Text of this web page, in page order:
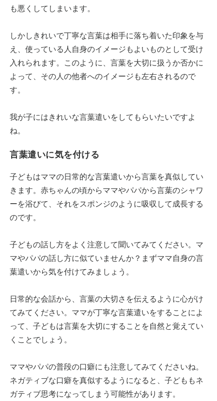
も悪くしてしまいます。
しかしきれいで丁寧な言葉は相手に落ち着いた印象を与
え、使っている人自身のイメージもよいものとして受け
入れられます。このように、言葉を大切に扱うか否かに
よって、その人の他者へのイメージも左右されるので
す。
我が子にはきれいな言葉遣いをしてもらいたいですよ
ね。
言葉遣いに気を付ける
子どもはママの日常的な言葉遣いから言葉を真似してい
きます。赤ちゃんの頃からママやパパから言葉のシャワ
ーを浴びて、それをスポンジのように吸収して成長する
のです。
子どもの話し方をよく注意して聞いてみてください。マ
マやパパの話し方に似ていませんか？まずママ自身の言
葉遣いから気を付けてみましょう。
日常的な会話から、言葉の大切さを伝えるように心がけ
てみてください。ママが丁寧な言葉遣いをすることによ
って、子どもは言葉を大切にすることを自然と覚えてい
くことでしょう。
ママやパパの普段の口癖にも注意してみてくださいね。
ネガティブな口癖を真似するようになると、子どももネ
ガティブ思考になってしまう可能性があります。